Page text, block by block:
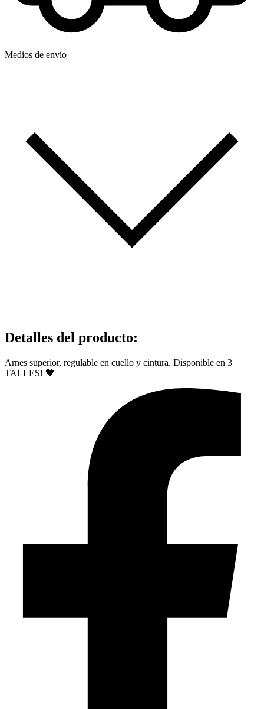
Medios de envío
Detalles del producto:
Arnes superior, regulable en cuello y cintura. Disponible en 3
TALLES! 🖤